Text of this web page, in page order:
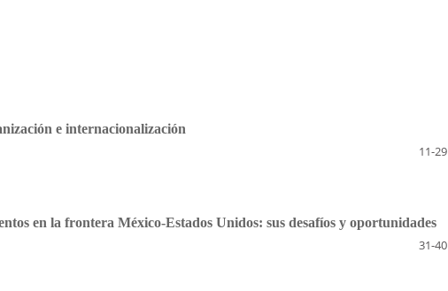
e internacionalización
11-29
en la frontera México-Estados Unidos: sus desafíos y oportunidades
31-40